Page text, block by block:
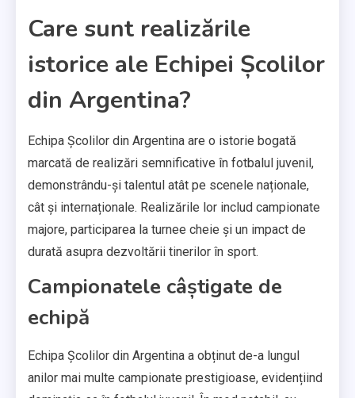
Care sunt realizările
istorice ale Echipei Școlilor
din Argentina?
Echipa Școlilor din Argentina are o istorie bogată
marcată de realizări semnificative în fotbalul juvenil,
demonstrându-și talentul atât pe scenele naționale,
cât și internaționale. Realizările lor includ campionate
majore, participarea la turnee cheie și un impact de
durată asupra dezvoltării tinerilor în sport.
Campionatele câștigate de
echipă
Echipa Școlilor din Argentina a obținut de-a lungul
anilor mai multe campionate prestigioase, evidențiind